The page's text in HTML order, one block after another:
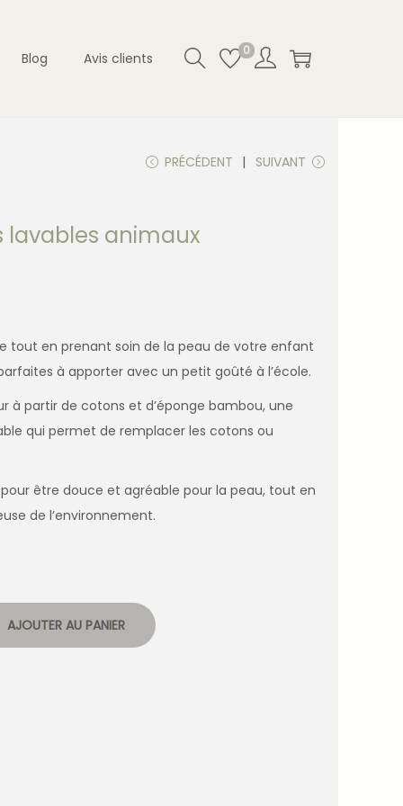
Blog Avis clients 0
PRÉCÉDENT SUIVANT
lavables animaux
tout en prenant soin de la peau de votre enfant
à apporter avec un petit goûté à l’école.
à partir de cotons et d’éponge bambou, une
qui permet de remplacer les cotons ou
être douce et agréable pour la peau, tout en
de l’environnement.
AJOUTER AU PANIER